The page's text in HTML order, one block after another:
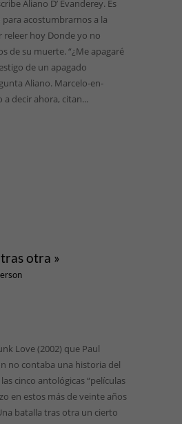
Aliano D’ Evanderey. Es
acostumbrarnos a la
releer hoy Donde yo no
de su muerte. “¿Me apagaré
de un apagado
Aliano. Marcelo-en-
decir ahora, citan...
otra »
Love (2002) que Paul
no contaba una historia del
cinco antológicas “películas
en estos más de veinte años
batalla tras otra un cierto